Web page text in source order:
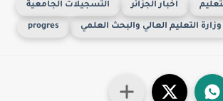
اخبار الجزائر التسجيلات الجامعية
التعليم العالي والبحث العلمي progres